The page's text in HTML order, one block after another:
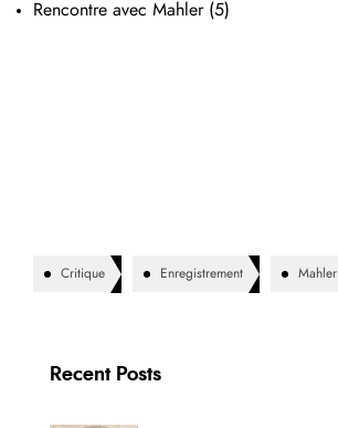
Rencontre avec Mahler(5)
Critique Enregistrement Mahler
Recent Posts